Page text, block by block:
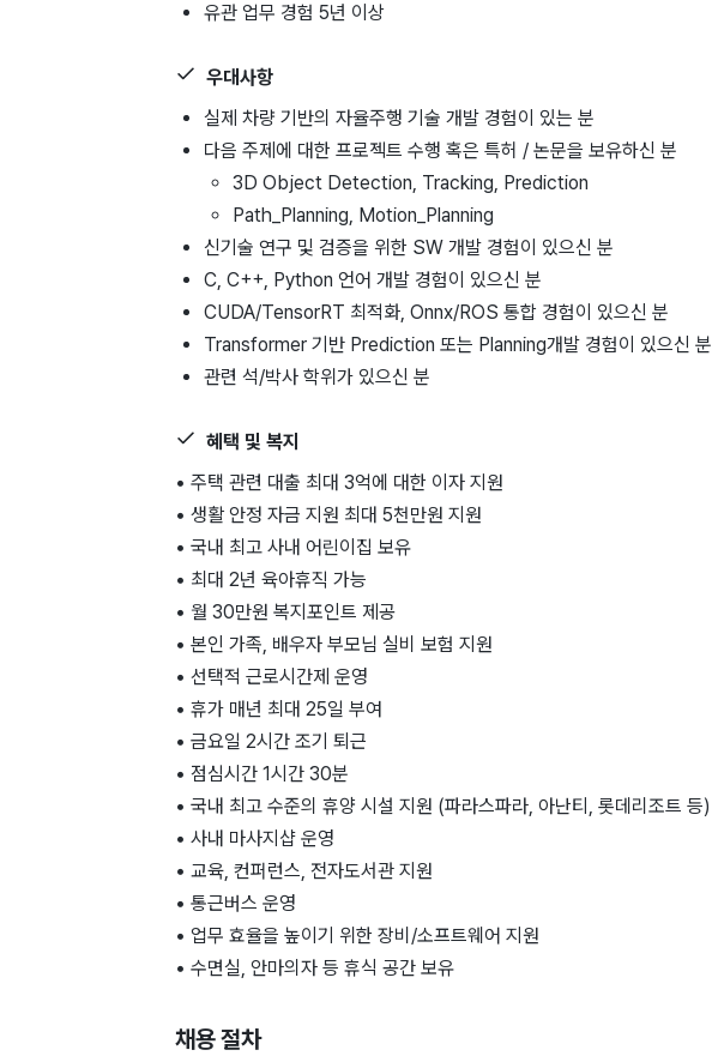
유관 업무 ​경험 5년 ​이상
우대사항
실제 ​차량 기반의 ​자율주행 기술 개발 경험이 있는 분
다음 주제에 대한 프로젝트 수행 혹은 특허 / 논문을 보유하신 분
3D Object Detection, Tracking, Prediction
Path_Planning, Motion_Planning
신기술 연구 및 검증을 위한 SW 개발 경험이 있으신 분
C, C++, Python 언어 개발 경험이 있으신 분
CUDA/TensorRT 최적화, Onnx/ROS 통합 경험이 있으신 분
Transformer 기반 Prediction 또는 Planning개발 경험이 있으신 분
관련 석/박사 학위가 있으신 분
혜택 및 복지
• 주택 관련 대출 최대 3억에 대한 이자 지원
• 생활 안정 자금 지원 최대 5천만원 지원
• 국내 최고 사내 어린이집 보유
• 최대 2년 육아휴직 가능
• 월 30만원 복지포인트 제공
• 본인 가족, 배우자 부모님 실비 보험 지원
• 선택적 근로시간제 운영
• 휴가 매년 최대 25일 부여
• 금요일 2시간 조기 퇴근
• 점심시간 1시간 30분
• 국내 최고 수준의 휴양 시설 지원 (파라스파라, 아난티, 롯데리조트 등)
• 사내 마사지샵 운영
• 교육, 컨퍼런스, 전자도서관 지원
• 통근버스 운영
• 업무 효율을 높이기 위한 장비/소프트웨어 지원
• 수면실, 안마의자 등 휴식 공간 보유
채용 절차